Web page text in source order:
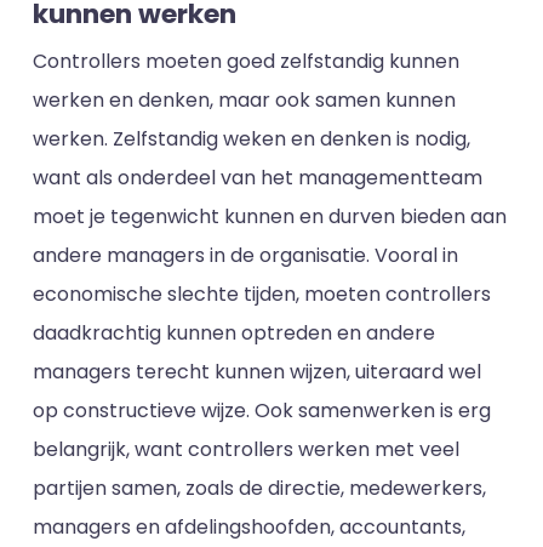
kunnen werken
Controllers moeten goed zelfstandig kunnen
werken en denken, maar ook samen kunnen
werken. Zelfstandig weken en denken is nodig,
want als onderdeel van het managementteam
moet je tegenwicht kunnen en durven bieden aan
andere managers in de organisatie. Vooral in
economische slechte tijden, moeten controllers
daadkrachtig kunnen optreden en andere
managers terecht kunnen wijzen, uiteraard wel
op constructieve wijze. Ook samenwerken is erg
belangrijk, want controllers werken met veel
partijen samen, zoals de directie, medewerkers,
managers en afdelingshoofden, accountants,